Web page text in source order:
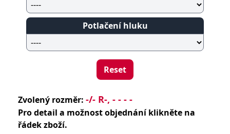
Potlačení hluku
Reset
Zvolený rozměr: -/- R-, - - - -
Pro detail a možnost objednání klikněte na
řádek zboží.